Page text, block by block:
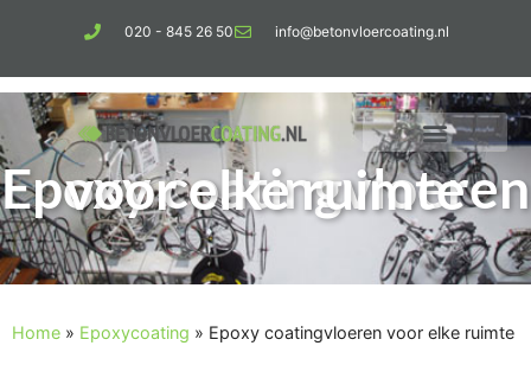
020 - 845 26 50 info@betonvloercoating.nl
Epoxy coatingvloeren voor elke ruimte
Home » Epoxycoating » Epoxy coatingvloeren voor elke ruimte